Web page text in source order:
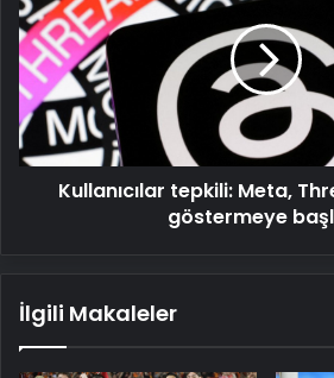
Meta,
Threads'te
reklam
göstermeye
başladı
Kullanıcılar tepkili: Meta,
göstermeye
İlgili Makaleler